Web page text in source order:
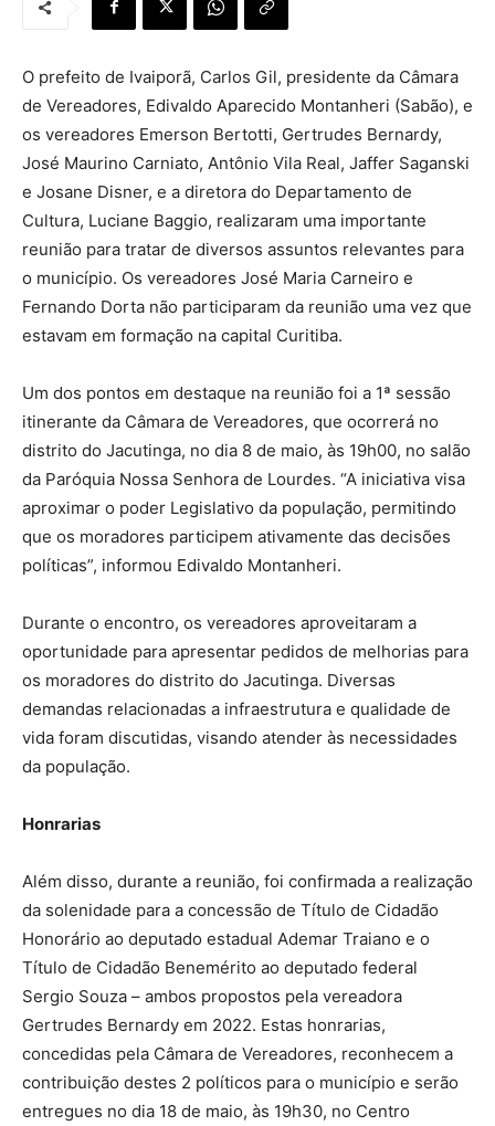
O prefeito de Ivaiporã, Carlos Gil, presidente da Câmara
de Vereadores, Edivaldo Aparecido Montanheri (Sabão), e
os vereadores Emerson Bertotti, Gertrudes Bernardy,
José Maurino Carniato, Antônio Vila Real, Jaffer Saganski
e Josane Disner, e a diretora do Departamento de
Cultura, Luciane Baggio, realizaram uma importante
reunião para tratar de diversos assuntos relevantes para
o município. Os vereadores José Maria Carneiro e
Fernando Dorta não participaram da reunião uma vez que
estavam em formação na capital Curitiba.
Um dos pontos em destaque na reunião foi a 1ª sessão
itinerante da Câmara de Vereadores, que ocorrerá no
distrito do Jacutinga, no dia 8 de maio, às 19h00, no salão
da Paróquia Nossa Senhora de Lourdes. “A iniciativa visa
aproximar o poder Legislativo da população, permitindo
que os moradores participem ativamente das decisões
políticas”, informou Edivaldo Montanheri.
Durante o encontro, os vereadores aproveitaram a
oportunidade para apresentar pedidos de melhorias para
os moradores do distrito do Jacutinga. Diversas
demandas relacionadas a infraestrutura e qualidade de
vida foram discutidas, visando atender às necessidades
da população.
Honrarias
Além disso, durante a reunião, foi confirmada a realização
da solenidade para a concessão de Título de Cidadão
Honorário ao deputado estadual Ademar Traiano e o
Título de Cidadão Benemérito ao deputado federal
Sergio Souza – ambos propostos pela vereadora
Gertrudes Bernardy em 2022. Estas honrarias,
concedidas pela Câmara de Vereadores, reconhecem a
contribuição destes 2 políticos para o município e serão
entregues no dia 18 de maio, às 19h30, no Centro